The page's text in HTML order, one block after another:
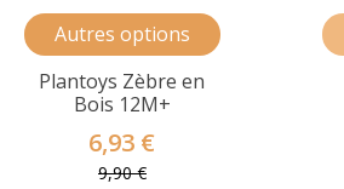
Autres options
Plantoys Zèbre en
Bois 12M+
6,93 €
9,90 €